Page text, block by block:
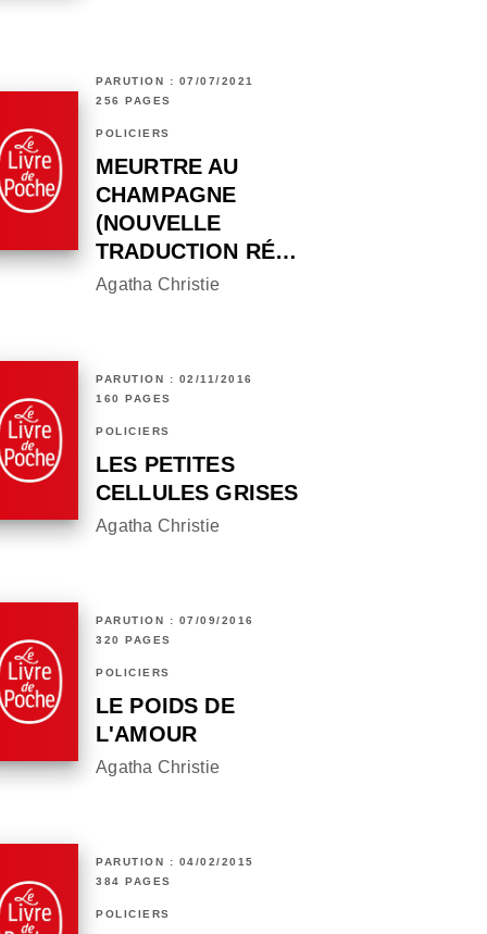
PARUTION : 07/07/2021
256 PAGES
POLICIERS
MEURTRE AU
CHAMPAGNE
(NOUVELLE
TRADUCTION RÉ…
Agatha Christie
PARUTION : 02/11/2016
160 PAGES
POLICIERS
LES PETITES
CELLULES GRISES
Agatha Christie
PARUTION : 07/09/2016
320 PAGES
POLICIERS
LE POIDS DE
L'AMOUR
Agatha Christie
PARUTION : 04/02/2015
384 PAGES
POLICIERS